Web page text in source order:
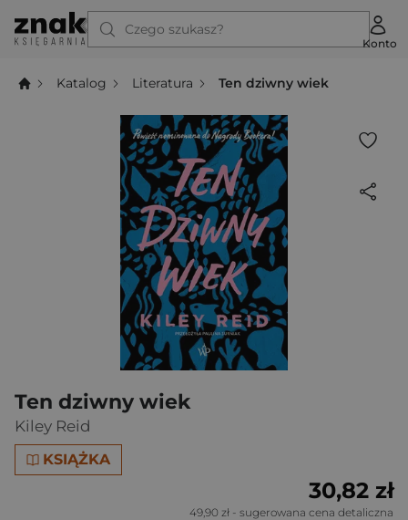
Czego szukasz?
Konto
Katalog Literatura Ten dziwny wiek
Ten dziwny wiek
Kiley Reid
KSIĄŻKA
30,82 zł
49,90 zł - sugerowana cena detaliczna